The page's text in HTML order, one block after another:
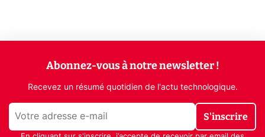
Abonnez-vous à notre newsletter !
Recevez un résumé quotidien de l'actu technologique.
S'inscrire